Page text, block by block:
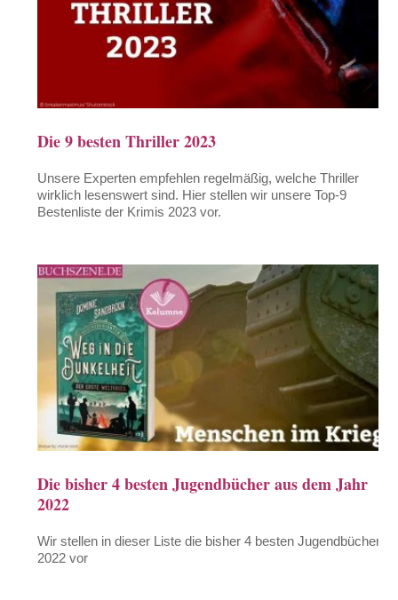
Die 9 besten Thriller 2023
Unsere Experten empfehlen regelmäßig, welche Thriller
wirklich lesenswert sind. Hier stellen wir unsere Top-9
Bestenliste der Krimis 2023 vor.
Die bisher 4 besten Jugendbücher aus dem Jahr
2022
Wir stellen in dieser Liste die bisher 4 besten Jugendbücher
2022 vor